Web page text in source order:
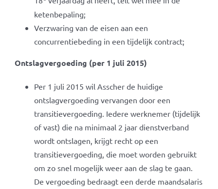
ketenbepaling;
Verzwaring van de eisen aan een
concurrentiebeding in een tijdelijk contract;
Ontslagvergoeding (per 1 juli 2015)
Per 1 juli 2015 wil Asscher de huidige
ontslagvergoeding vervangen door een
transitievergoeding. Iedere werknemer (tijdelijk
of vast) die na minimaal 2 jaar dienstverband
wordt ontslagen, krijgt recht op een
transitievergoeding, die moet worden gebruikt
om zo snel mogelijk weer aan de slag te gaan.
De vergoeding bedraagt een derde maandsalaris